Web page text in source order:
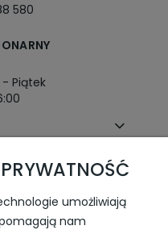
580
- Piątek
umożliwiają
nam